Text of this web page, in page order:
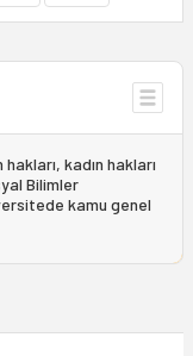
kadın hakları
Bilimler
kamu genel